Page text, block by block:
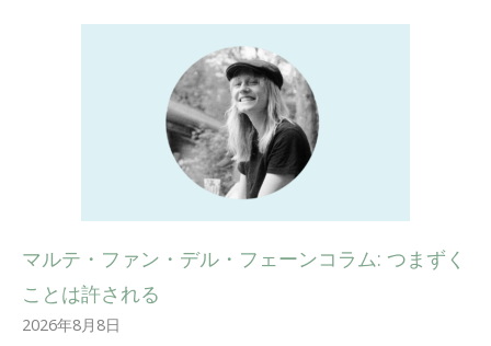
マルテ・ファン・デル・フェーンコラム: つまずく
ことは許される
2026年8月8日